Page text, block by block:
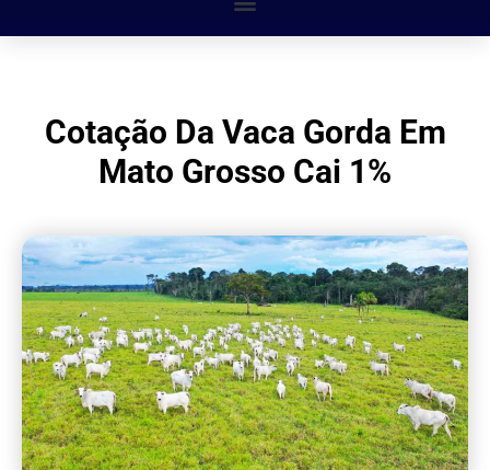
Cotação Da Vaca Gorda Em
Mato Grosso Cai 1%